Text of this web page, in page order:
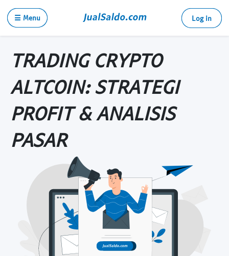
☰ Menu Log in
TRADING CRYPTO
ALTCOIN: STRATEGI
PROFIT & ANALISIS
PASAR